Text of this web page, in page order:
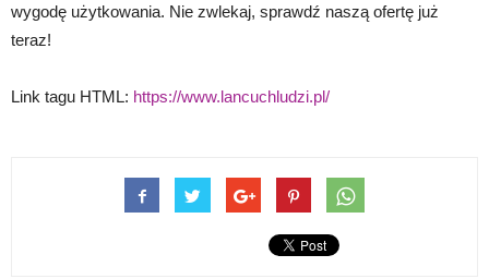
wygodę użytkowania. Nie zwlekaj, sprawdź naszą ofertę już
teraz!
Link tagu HTML: https://www.lancuchludzi.pl/